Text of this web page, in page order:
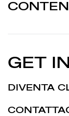
Note legali
Informativa reclami
Accessibilità
EU
GET
DIVENTA